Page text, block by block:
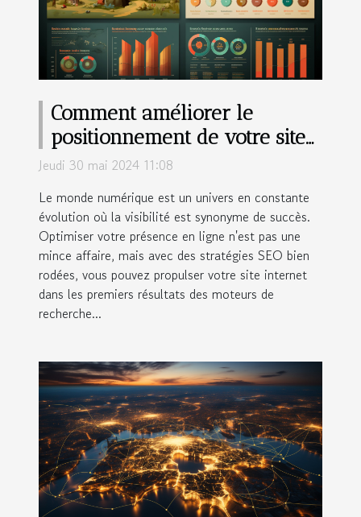
Comment améliorer le
positionnement de votre site
sur les moteurs de recherche
avancées
Jeudi 30 mai 2024 11:08
Le monde numérique est un univers en constante
évolution où la visibilité est synonyme de succès.
Optimiser votre présence en ligne n'est pas une
mince affaire, mais avec des stratégies SEO bien
rodées, vous pouvez propulser votre site internet
dans les premiers résultats des moteurs de
recherche...